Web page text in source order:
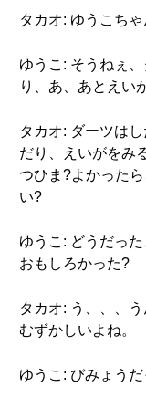
タカオ: ゆうこち
ゆうこ: そうねぇ
り、あ、あとえい
タカオ: ダーツは
だり、えいがをみ
つひま?よかった
い?
ゆうこ: どうだっ
おもしろかった?
タカオ: う、、、
むずかしいよね。
ゆうこ: びみょうだ